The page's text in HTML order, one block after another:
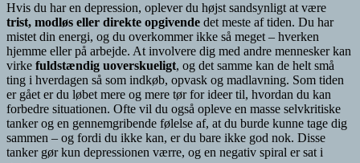
Hvis du har en depression, oplever du højst sandsynligt at være
trist, modløs eller direkte opgivende det meste af tiden. Du har
mistet din energi, og du overkommer ikke så meget – hverken
hjemme eller på arbejde. At involvere dig med andre mennesker kan
virke fuldstændig uoverskueligt, og det samme kan de helt små
ting i hverdagen så som indkøb, opvask og madlavning. Som tiden
er gået er du løbet mere og mere tør for ideer til, hvordan du kan
forbedre situationen. Ofte vil du også opleve en masse selvkritiske
tanker og en gennemgribende følelse af, at du burde kunne tage dig
sammen – og fordi du ikke kan, er du bare ikke god nok. Disse
tanker gør kun depressionen værre, og en negativ spiral er sat i